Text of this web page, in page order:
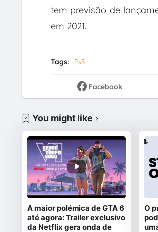
tem previsão de
em 2021.
Tags: Ps5
Facebook
You might like
A maior polémica de GTA 6
até agora: Trailer exclusivo
da Netflix gera onda de
O